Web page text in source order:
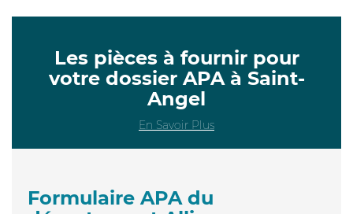
Les pièces à fournir pour
votre dossier APA à Saint-
Angel
En Savoir Plus
Formulaire APA du